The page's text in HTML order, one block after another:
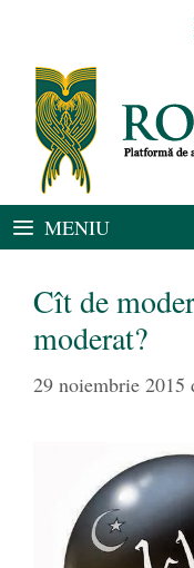
conținut
MENIU
Cît de
moderat?
29 noiembrie 2015